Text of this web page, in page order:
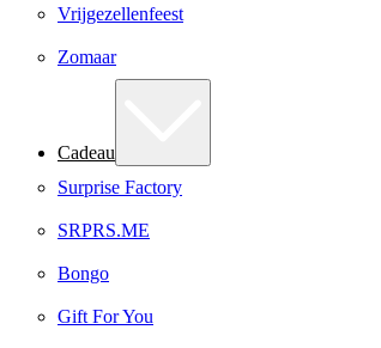
Vrijgezellenfeest
Zomaar
Cadeau
Surprise Factory
SRPRS.ME
Bongo
Gift For You